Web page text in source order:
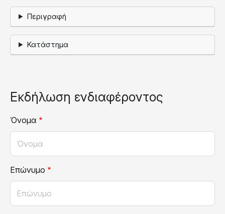
Περιγραφή
Κατάστημα
Εκδήλωση ενδιαφέροντος
Όνομα
Επώνυμο